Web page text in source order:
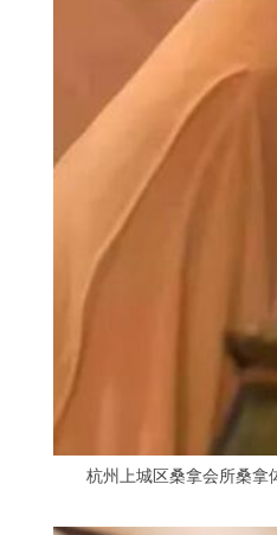
杭州上城区桑拿会所桑拿